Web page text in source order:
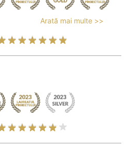
Arată mai multe >>